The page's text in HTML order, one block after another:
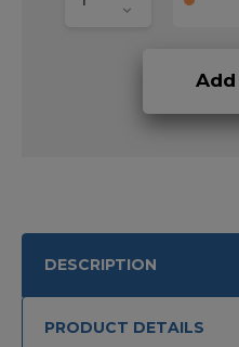
DESCRIPTION
PRODUCT DETAILS